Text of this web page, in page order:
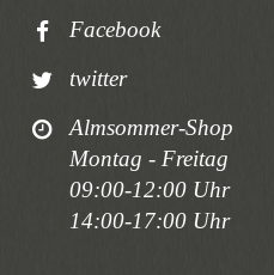
Facebook
twitter
Almsommer-Shop
Montag - Freitag
09:00-12:00 Uhr
14:00-17:00 Uhr